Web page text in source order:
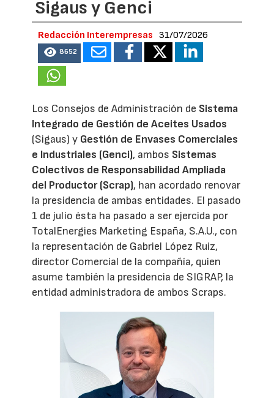
Sigaus y Genci
Redacción Interempresas 31/07/2026
8652
Los Consejos de Administración de Sistema
Integrado de Gestión de Aceites Usados
(Sigaus) y Gestión de Envases Comerciales
e Industriales (Genci), ambos Sistemas
Colectivos de Responsabilidad Ampliada
del Productor (Scrap), han acordado renovar
la presidencia de ambas entidades. El pasado
1 de julio ésta ha pasado a ser ejercida por
TotalEnergies Marketing España, S.A.U., con
la representación de Gabriel López Ruiz,
director Comercial de la compañía, quien
asume también la presidencia de SIGRAP, la
entidad administradora de ambos Scraps.